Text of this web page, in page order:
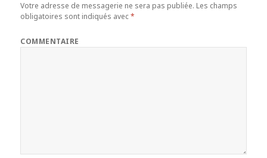
Votre adresse de messagerie ne sera pas publiée. Les champs
obligatoires sont indiqués avec*
COMMENTAIRE